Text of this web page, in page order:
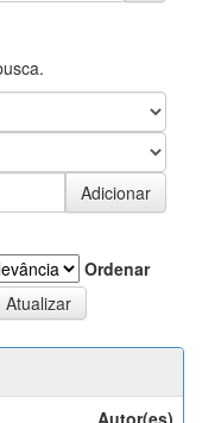
Ordenar
Autor(es)